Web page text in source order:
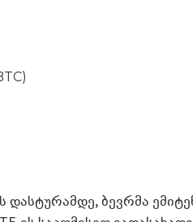
დასტურამდე, ბევრმა